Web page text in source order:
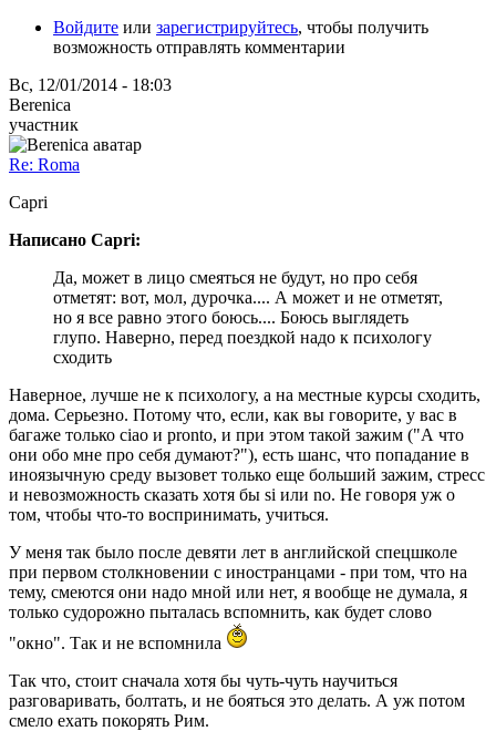
Войдите или зарегистрируйтесь, чтобы получить
возможность отправлять комментарии
Вс, 12/01/2014 - 18:03
Berenica
участник
Re: Roma
Capri
Написано Capri:
Да, может в лицо смеяться не будут, но про себя
отметят: вот, мол, дурочка.... А может и не отметят,
но я все равно этого боюсь.... Боюсь выглядеть
глупо. Наверно, перед поездкой надо к психологу
сходить
Наверное, лучше не к психологу, а на местные курсы сходить,
дома. Серьезно. Потому что, если, как вы говорите, у вас в
багаже только ciao и pronto, и при этом такой зажим ("А что
они обо мне про себя думают?"), есть шанс, что попадание в
иноязычную среду вызовет только еще больший зажим, стресс
и невозможность сказать хотя бы si или no. Не говоря уж о
том, чтобы что-то воспринимать, учиться.
У меня так было после девяти лет в английской спецшколе
при первом столкновении с иностранцами - при том, что на
тему, смеются они надо мной или нет, я вообще не думала, я
только судорожно пыталась вспомнить, как будет слово
"окно". Так и не вспомнила
Так что, стоит сначала хотя бы чуть-чуть научиться
разговаривать, болтать, и не бояться это делать. А уж потом
смело ехать покорять Рим.